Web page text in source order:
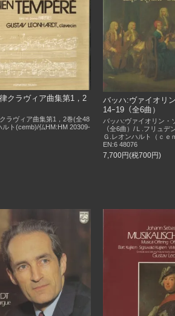
クラヴィア曲集第1，2
ラヴィア曲集第1，2巻(全48
ルト(cemb)/仏HM:HM 20309-
バッハ:ヴァイオリ
14ｰ19（全6曲）
バッハ:ヴァイオリン・
（全6曲）/Ｌ.フリュデ
Ｇ.レオンハルト（ｃｅ
EN:6 48076
7,700円(税700円)